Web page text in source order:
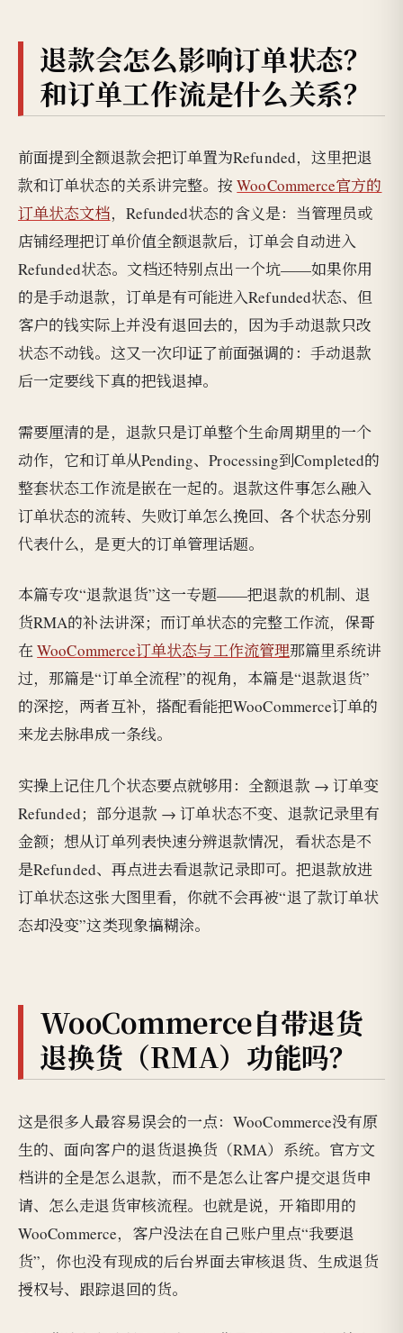
退款会怎么影响订单状态？
和订单工作流是什么关系？
前面提到全额退款会把订单置为Refunded，这里把退
款和订单状态的关系讲完整。按WooCommerce官方的
订单状态文档，Refunded状态的含义是：当管理员或
店铺经理把订单价值全额退款后，订单会自动进入
Refunded状态。文档还特别点出一个坑——如果你用
的是手动退款，订单是有可能进入Refunded状态、但
客户的钱实际上并没有退回去的，因为手动退款只改
状态不动钱。这又一次印证了前面强调的：手动退款
后一定要线下真的把钱退掉。
需要厘清的是，退款只是订单整个生命周期里的一个
动作，它和订单从Pending、Processing到Completed的
整套状态工作流是嵌在一起的。退款这件事怎么融入
订单状态的流转、失败订单怎么挽回、各个状态分别
代表什么，是更大的订单管理话题。
本篇专攻“退款退货”这一专题——把退款的机制、退
货RMA的补法讲深；而订单状态的完整工作流，保哥
在WooCommerce订单状态与工作流管理那篇里系统讲
过，那篇是“订单全流程”的视角，本篇是“退款退货”
的深挖，两者互补，搭配看能把WooCommerce订单的
来龙去脉串成一条线。
实操上记住几个状态要点就够用：全额退款 → 订单变
Refunded；部分退款 → 订单状态不变、退款记录里有
金额；想从订单列表快速分辨退款情况，看状态是不
是Refunded、再点进去看退款记录即可。把退款放进
订单状态这张大图里看，你就不会再被“退了款订单状
态却没变”这类现象搞糊涂。
WooCommerce自带退货
退换货（RMA）功能吗？
这是很多人最容易误会的一点：WooCommerce没有原
生的、面向客户的退货退换货（RMA）系统。官方文
档讲的全是怎么退款，而不是怎么让客户提交退货申
请、怎么走退货审核流程。也就是说，开箱即用的
WooCommerce，客户没法在自己账户里点“我要退
货”，你也没有现成的后台界面去审核退货、生成退货
授权号、跟踪退回的货。